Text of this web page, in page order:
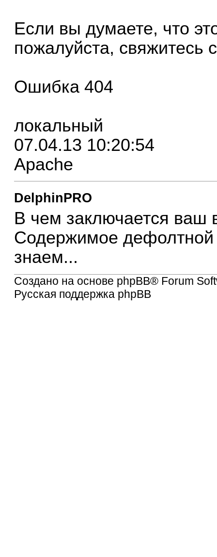
Если вы думаете, что
пожалуйста, свяжитесь
Ошибка 404
локальный
07.04.13 10:20:54
Apache
DelphinPRO
В чем заключается ваш
Содержимое
знаем...
Создано на основе phpBB® Forum
Русская поддержка phpBB